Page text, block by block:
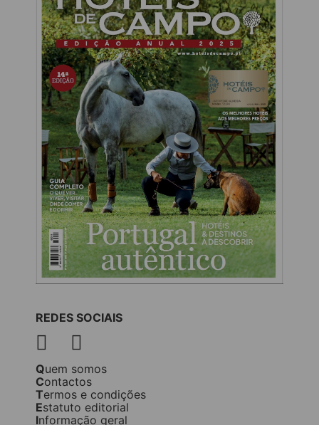
REDES SOCIAIS
Quem somos
Contactos
Termos e condições
Estatuto editorial
Informação geral